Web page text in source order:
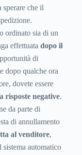
sperare che il
ordinato sia di un
effettuata dopo il
di
dopo qualche ora
dovete essere
risposte negative.
da parte di
di annullamento
al venditore,
automatico